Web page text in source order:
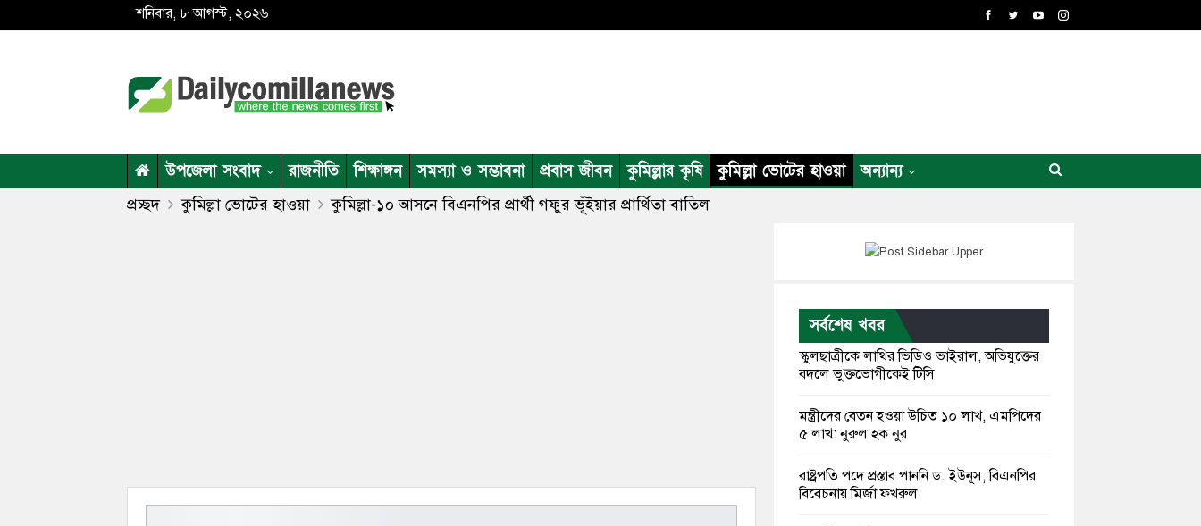
শনিবার, ৮ আগস্ট, ২০২৬
উপজেলা সংবাদ রাজনীতি শিক্ষাঙ্গন সমস্যা ও সম্ভাবনা প্রবাস জীবন কুমিল্লার কৃষি কুমিল্লা ভোটের হাওয়া অন্যান্য
প্রচ্ছদ কুমিল্লা ভোটের হাওয়া কুমিল্লা-১০ আসনে বিএনপির প্রার্থী গফুর ভূঁইয়ার প্রার্থিতা বাতিল
সর্বশেষ খবর
স্কুলছাত্রীকে লাথির ভিডিও ভাইরাল, অভিযুক্তের
বদলে ভুক্তভোগীকেই টিসি
মন্ত্রীদের বেতন হওয়া উচিত ১০ লাখ, এমপিদের
৫ লাখ: নুরুল হক নুর
রাষ্ট্রপতি পদে প্রস্তাব পাননি ড. ইউনূস, বিএনপির
বিবেচনায় মির্জা ফখরুল